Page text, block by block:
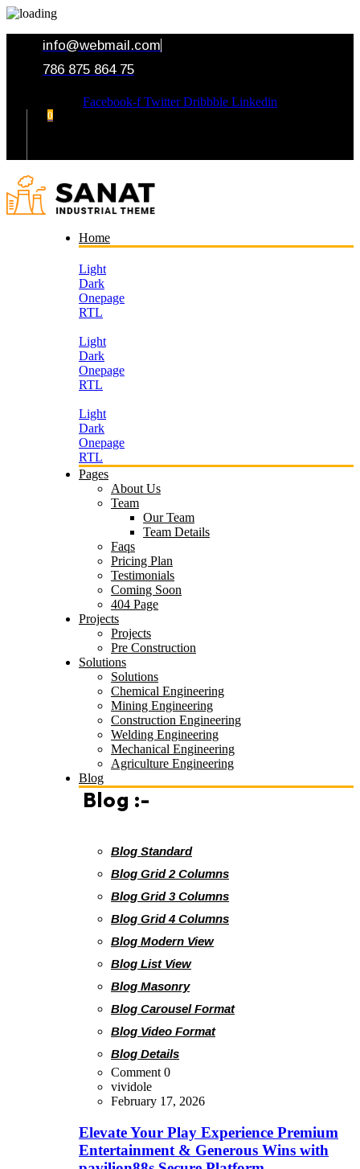
info@webmail.com
786 875 864 75
Facebook-f Twitter Dribbble Linkedin
0
Home
Light
Dark
Onepage
RTL
Light
Dark
Onepage
RTL
Light
Dark
Onepage
RTL
Pages
About Us
Team
Our Team
Team Details
Faqs
Pricing Plan
Testimonials
Coming Soon
404 Page
Projects
Projects
Pre Construction
Solutions
Solutions
Chemical Engineering
Mining Engineering
Construction Engineering
Welding Engineering
Mechanical Engineering
Agriculture Engineering
Blog
Blog :-
Blog Standard
Blog Grid 2 Columns
Blog Grid 3 Columns
Blog Grid 4 Columns
Blog Modern View
Blog List View
Blog Masonry
Blog Carousel Format
Blog Video Format
Blog Details
Comment 0
vividole
February 17, 2026
Elevate Your Play Experience Premium
Entertainment & Generous Wins with